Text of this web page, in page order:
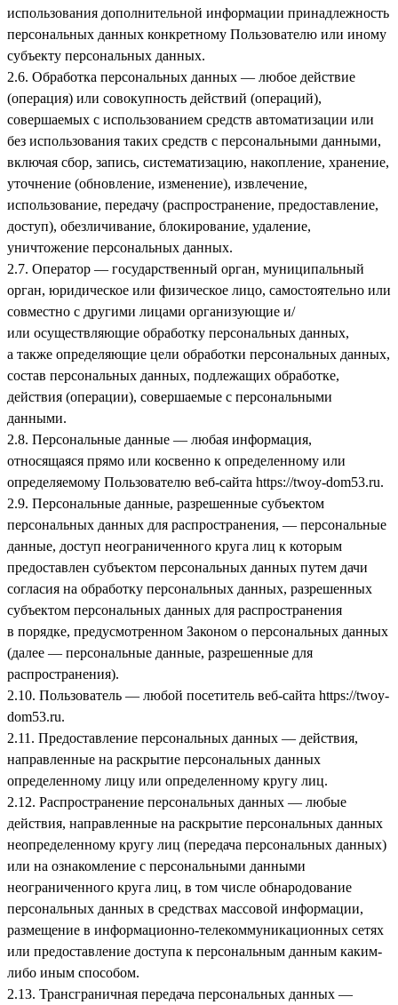
использования дополнительной информации принадлежность
персональных данных конкретному Пользователю или иному
субъекту персональных данных.
2.6. Обработка персональных данных — любое действие
(операция) или совокупность действий (операций),
совершаемых с использованием средств автоматизации или
без использования таких средств с персональными данными,
включая сбор, запись, систематизацию, накопление, хранение,
уточнение (обновление, изменение), извлечение,
использование, передачу (распространение, предоставление,
доступ), обезличивание, блокирование, удаление,
уничтожение персональных данных.
2.7. Оператор — государственный орган, муниципальный
орган, юридическое или физическое лицо, самостоятельно или
совместно с другими лицами организующие и/
или осуществляющие обработку персональных данных,
а также определяющие цели обработки персональных данных,
состав персональных данных, подлежащих обработке,
действия (операции), совершаемые с персональными
данными.
2.8. Персональные данные — любая информация,
относящаяся прямо или косвенно к определенному или
определяемому Пользователю веб-сайта https://twoy-dom53.ru.
2.9. Персональные данные, разрешенные субъектом
персональных данных для распространения, — персональные
данные, доступ неограниченного круга лиц к которым
предоставлен субъектом персональных данных путем дачи
согласия на обработку персональных данных, разрешенных
субъектом персональных данных для распространения
в порядке, предусмотренном Законом о персональных данных
(далее — персональные данные, разрешенные для
распространения).
2.10. Пользователь — любой посетитель веб-сайта https://twoy-
dom53.ru.
2.11. Предоставление персональных данных — действия,
направленные на раскрытие персональных данных
определенному лицу или определенному кругу лиц.
2.12. Распространение персональных данных — любые
действия, направленные на раскрытие персональных данных
неопределенному кругу лиц (передача персональных данных)
или на ознакомление с персональными данными
неограниченного круга лиц, в том числе обнародование
персональных данных в средствах массовой информации,
размещение в информационно-телекоммуникационных сетях
или предоставление доступа к персональным данным каким-
либо иным способом.
2.13. Трансграничная передача персональных данных —